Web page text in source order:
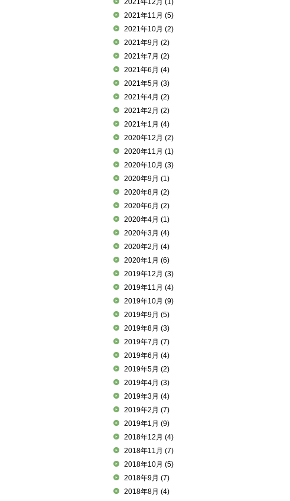
2021年12月 (1)
2021年11月 (5)
2021年10月 (2)
2021年9月 (2)
2021年7月 (2)
2021年6月 (4)
2021年5月 (3)
2021年4月 (2)
2021年2月 (2)
2021年1月 (4)
2020年12月 (2)
2020年11月 (1)
2020年10月 (3)
2020年9月 (1)
2020年8月 (2)
2020年6月 (2)
2020年4月 (1)
2020年3月 (4)
2020年2月 (4)
2020年1月 (6)
2019年12月 (3)
2019年11月 (4)
2019年10月 (9)
2019年9月 (5)
2019年8月 (3)
2019年7月 (7)
2019年6月 (4)
2019年5月 (2)
2019年4月 (3)
2019年3月 (4)
2019年2月 (7)
2019年1月 (9)
2018年12月 (4)
2018年11月 (7)
2018年10月 (5)
2018年9月 (7)
2018年8月 (4)